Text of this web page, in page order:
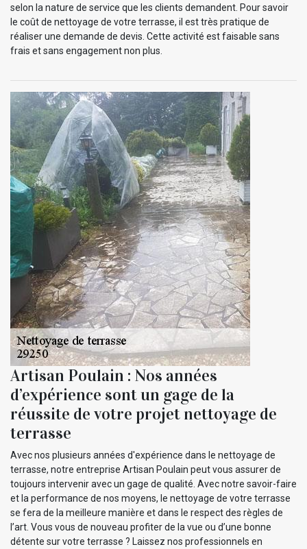
selon la nature de service que les clients demandent. Pour savoir
le coût de nettoyage de votre terrasse, il est très pratique de
réaliser une demande de devis. Cette activité est faisable sans
frais et sans engagement non plus.
Artisan Poulain : Nos années
d’expérience sont un gage de la
réussite de votre projet nettoyage de
terrasse
Avec nos plusieurs années d'expérience dans le nettoyage de
terrasse, notre entreprise Artisan Poulain peut vous assurer de
toujours intervenir avec un gage de qualité. Avec notre savoir-faire
et la performance de nos moyens, le nettoyage de votre terrasse
se fera de la meilleure manière et dans le respect des règles de
l’art. Vous vous de nouveau profiter de la vue ou d’une bonne
détente sur votre terrasse ? Laissez nos professionnels en